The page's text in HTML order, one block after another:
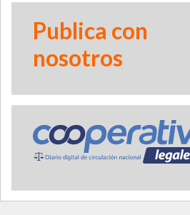
Publica con
nosotros